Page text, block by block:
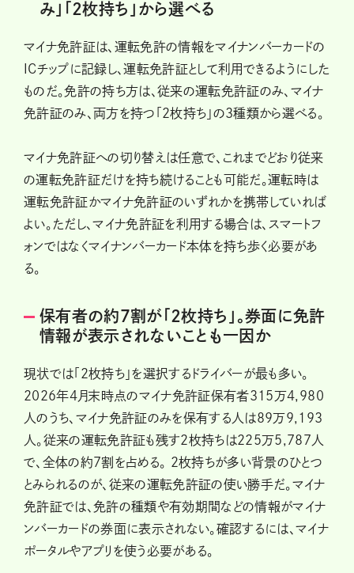
み」「2枚持ち」から選べる
マイナ免許証は、運転免許の情報をマイナンバーカードの
ICチップに記録し、運転免許証として利用できるようにした
ものだ。免許の持ち方は、従来の運転免許証のみ、マイナ
免許証のみ、両方を持つ「2枚持ち」の3種類から選べる。
マイナ免許証への切り替えは任意で、これまでどおり従来
の運転免許証だけを持ち続けることも可能だ。運転時は
運転免許証かマイナ免許証のいずれかを携帯していれば
よい。ただし、マイナ免許証を利用する場合は、スマートフ
ォンではなくマイナンバーカード本体を持ち歩く必要があ
る。
保有者の約7割が「2枚持ち」。券面に免許
情報が表示されないことも一因か
現状では「2枚持ち」を選択するドライバーが最も多い。
2026年4月末時点のマイナ免許証保有者315万4,980
人のうち、マイナ免許証のみを保有する人は89万9,193
人。従来の運転免許証も残す2枚持ちは225万5,787人
で、全体の約7割を占める。 2枚持ちが多い背景のひとつ
とみられるのが、従来の運転免許証の使い勝手だ。マイナ
免許証では、免許の種類や有効期間などの情報がマイナ
ンバーカードの券面に表示されない。確認するには、マイナ
ポータルやアプリを使う必要がある。